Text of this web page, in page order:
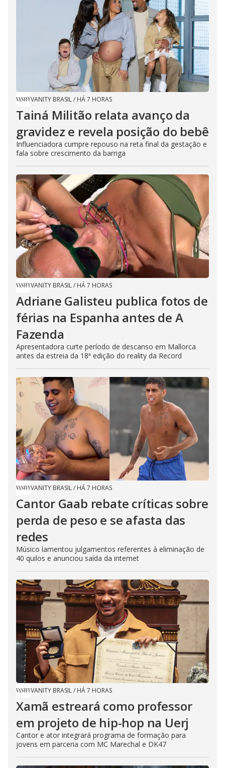
VANITY BRASIL/ HÁ 7 HORAS
Tainá Militão relata avanço da
gravidez e revela posição do bebê
Influenciadora cumpre repouso na reta final da gestação e
fala sobre crescimento da barriga
VANITY BRASIL/ HÁ 7 HORAS
Adriane Galisteu publica fotos de
férias na Espanha antes de A
Fazenda
Apresentadora curte período de descanso em Mallorca
antes da estreia da 18ª edição do reality da Record
VANITY BRASIL/ HÁ 7 HORAS
Cantor Gaab rebate críticas sobre
perda de peso e se afasta das
redes
Músico lamentou julgamentos referentes à eliminação de
40 quilos e anunciou saída da internet
VANITY BRASIL/ HÁ 7 HORAS
Xamã estreará como professor
em projeto de hip-hop na Uerj
Cantor e ator integrará programa de formação para
jovens em parceria com MC Marechal e DK47